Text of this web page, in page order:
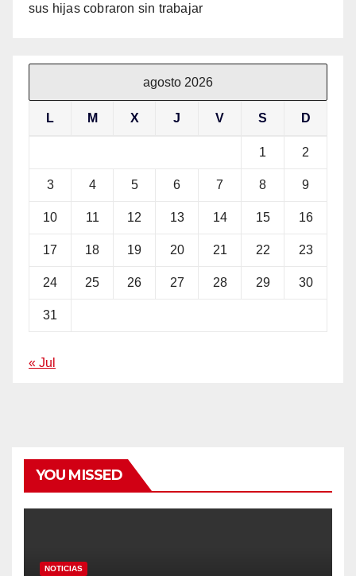
sus hijas cobraron sin trabajar
agosto 2026
L M X J V S D
1 2
3 4 5 6 7 8 9
10 11 12 13 14 15 16
17 18 19 20 21 22 23
24 25 26 27 28 29 30
31
« Jul
YOU MISSED
NOTICIAS